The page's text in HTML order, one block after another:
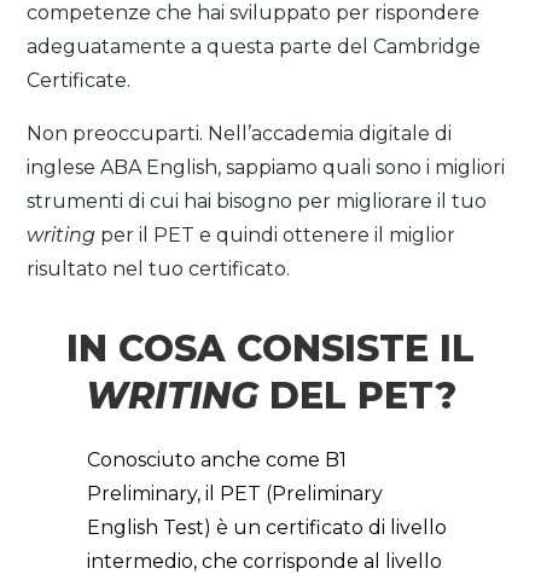
competenze che hai sviluppato per rispondere
adeguatamente a questa parte del Cambridge
Certificate.
Non preoccuparti. Nell’accademia digitale di
inglese ABA English, sappiamo quali sono i migliori
strumenti di cui hai bisogno per migliorare il tuo
writing per il PET e quindi ottenere il miglior
risultato nel tuo certificato.
IN COSA CONSISTE IL
WRITINGDEL PET?
Conosciuto anche come B1
Preliminary, il PET (Preliminary
English Test) è un certificato di livello
intermedio, che corrisponde al livello